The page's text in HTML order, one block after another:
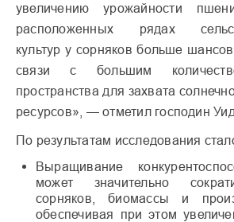
увеличению урожайности
расположенных рядах
культур у сорняков больше
связи с большим
пространства для захвата
ресурсов», — отметил господин
По результатам исследования
Выращивание
может значительно
сорняков, биомассы и
обеспечивая при этом